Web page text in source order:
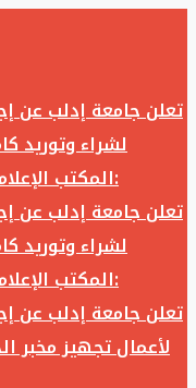
تعلن جامعة إدلب عن
لشراء وتوريد
المكتب الإعلامي في جامعة إدلب وفق الآتي:
تعلن جامعة إدلب عن
لشراء وتوريد
المكتب الإعلامي في جامعة إدلب وفق الآتي:
تعلن جامعة إدلب عن
لأعمال تجهيز مخبر